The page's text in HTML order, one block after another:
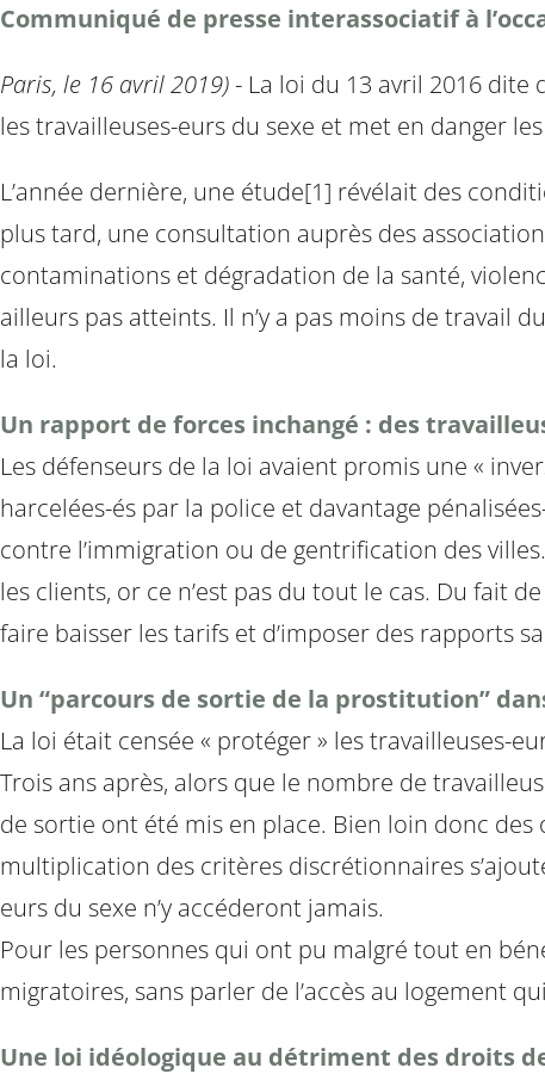
Communiqué de presse interassociatif à
Paris, le 16 avril 2019)- La loi du 13 avril 2016
les travailleuses-eurs du sexe et met en danger
L’année dernière, une étude[1] révélait des
plus tard, une consultation auprès des
contaminations et dégradation de la santé,
ailleurs pas atteints. Il n’y a pas moins de travail
la loi.
Un rapport de forces inchangé : des
Les défenseurs de la loi avaient promis une «
harcelées-és par la police et davantage
contre l’immigration ou de gentrification des
les clients, or ce n’est pas du tout le cas. Du fait
faire baisser les tarifs et d’imposer des rapports
Un “parcours de sortie de la prostitution”
La loi était censée « protéger » les travailleuses-
Trois ans après, alors que le nombre de
de sortie ont été mis en place. Bien loin donc
multiplication des critères discrétionnaires
eurs du sexe n’y accéderont jamais.
Pour les personnes qui ont pu malgré tout en
migratoires, sans parler de l’accès au logement
Une loi idéologique au détriment des droits